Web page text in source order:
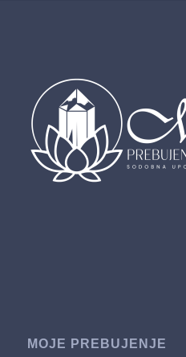
MOJE PREBUJENJE